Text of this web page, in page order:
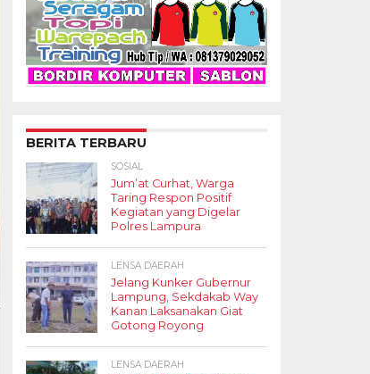
BERITA TERBARU
SOSIAL
Jum’at Curhat, Warga
Taring Respon Positif
Kegiatan yang Digelar
Polres Lampura
LENSA DAERAH
Jelang Kunker Gubernur
Lampung, Sekdakab Way
Kanan Laksanakan Giat
Gotong Royong
LENSA DAERAH